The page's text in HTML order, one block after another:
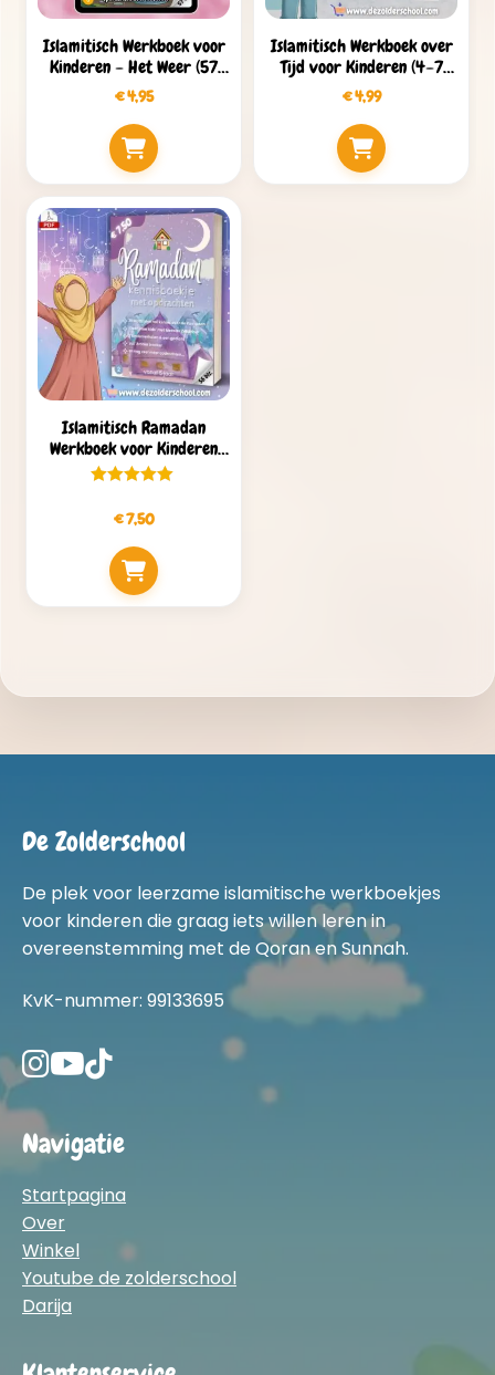
Islamitisch Werkboek voor
Kinderen – Het Weer (57
Pagina’s PDF)
€4,95
Islamitisch Werkboek over
Tijd voor Kinderen (4–7
jaar) – 50+ Pagina’s PDF
€4,99
Islamitisch Ramadan
Werkboek voor Kinderen
(57 Pagina’s PDF)
€7,50
De Zolderschool
De plek voor leerzame islamitische werkboekjes
voor kinderen die graag iets willen leren in
overeenstemming met de Qoran en Sunnah.
KvK-nummer: 99133695
Navigatie
Startpagina
Over
Winkel
Youtube de zolderschool
Darija